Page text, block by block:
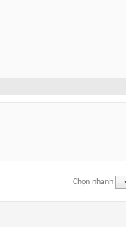
Chọn nhanh